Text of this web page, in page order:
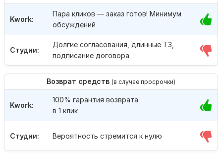
Студии:
Долгие согласования, длинные ТЗ,
подписание договора
Kwork:
Пара кликов — заказ готов! Минимум
обсуждений
Возврат средств (в случае просрочки)
Студии: Вероятность стремится к нулю
Kwork:
100% гарантия возврата
в 1 клик